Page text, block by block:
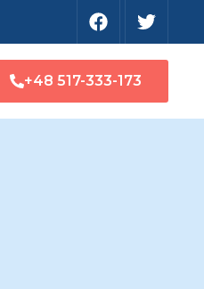
+48 517-333-173